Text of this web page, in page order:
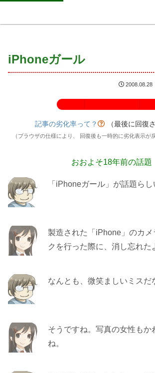
iPhoneガール
2008.08.28
記事の劣化率って？ （最後に回復
（ブラウザの仕様により、 回復後も一時的に劣化表示が
おおよそ18年前の話題
「iPhoneガール」が話題らし
製造された「iPhone」のカメ
クを行った際に、消し忘れた
なんとも、微笑ましいミスだ
そうですね。写真の女性もか
ね。